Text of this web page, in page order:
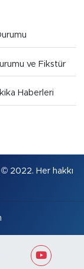
ve Fikstür
Haberleri
2022. Her hakkı